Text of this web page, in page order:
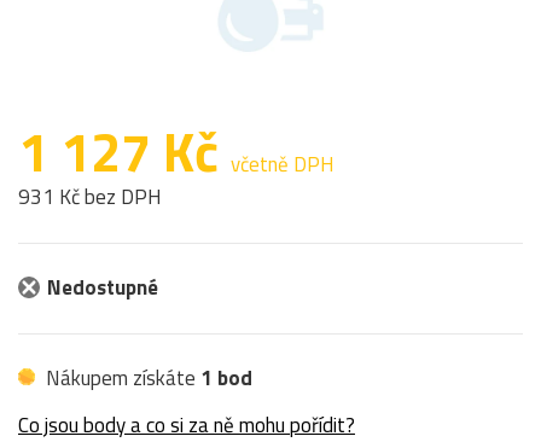
1 127 Kč včetně DPH
931 Kč bez DPH
Nedostupné
Nákupem získáte 1 bod
Co jsou body a co si za ně mohu pořídit?